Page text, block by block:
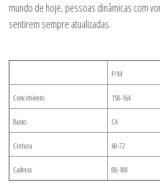
mundo de hoje, pessoas dinâmicas com
sentirem sempre atualizadas.
P/M
Crescimiento 158-164
Busto CA
Cintura 60-72
Caderas 88-100